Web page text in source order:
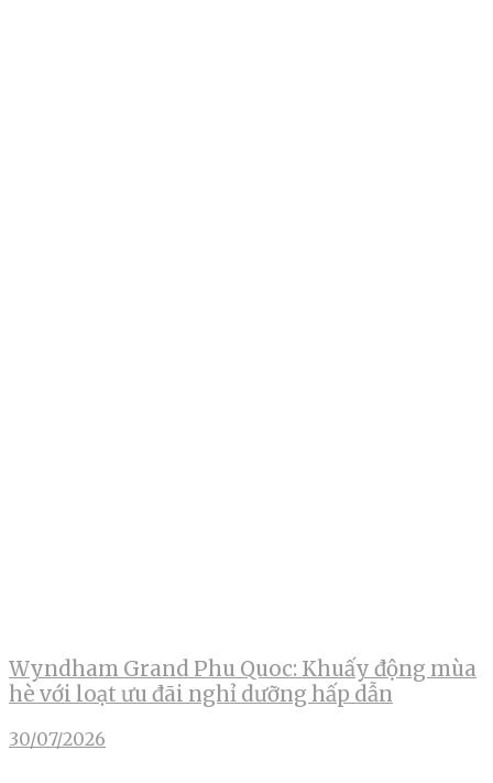
Wyndham Grand Phu Quoc: Khuấy động mùa
hè với loạt ưu đãi nghỉ dưỡng hấp dẫn
30/07/2026